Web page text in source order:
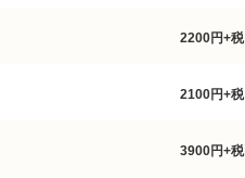
2200円+税
2100円+税
3900円+税